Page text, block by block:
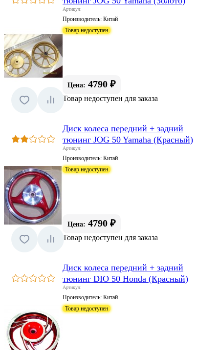
Артикул:
Производитель: Китай
Товар недоступен
Цена: 4790 ₽
Товар недоступен для заказа
Диск колеса передний + задний
тюнинг JOG 50 Yamaha (Красный)
Артикул:
Производитель: Китай
Товар недоступен
Цена: 4790 ₽
Товар недоступен для заказа
Диск колеса передний + задний
тюнинг DIO 50 Honda (Красный)
Артикул:
Производитель: Китай
Товар недоступен